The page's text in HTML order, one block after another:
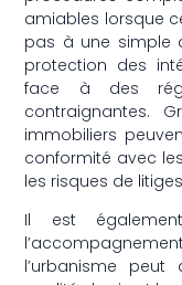
amiables lorsque
pas à une simple
protection des
face à des
contraignantes.
immobiliers
conformité avec
les risques de
Il est
l’urbanisme